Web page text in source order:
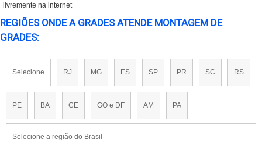
livremente na internet
REGIÕES ONDE A GRADES ATENDE MONTAGEM DE
GRADES:
Selecione RJ MG ES SP PR SC RS
PE BA CE GO e DF AM PA
Selecione a região do Brasil